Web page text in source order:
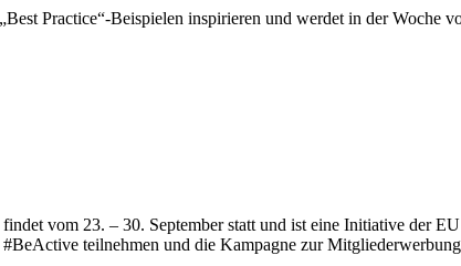
Practice“-Beispielen inspirieren und werdet in der Woche
vom 23. – 30. September statt und ist eine Initiative der
teilnehmen und die Kampagne zur